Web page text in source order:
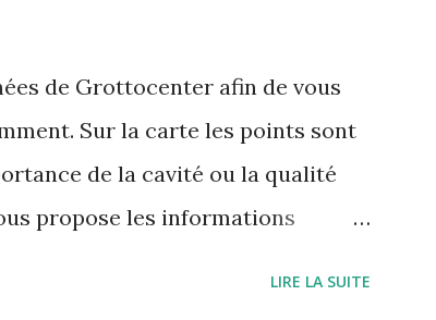
de Grottocenter afin de vous
Sur la carte les points sont
de la cavité ou la qualité
propose les informations
LIRE LA SUITE